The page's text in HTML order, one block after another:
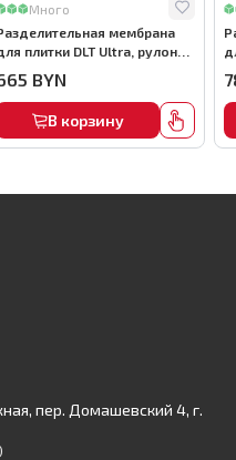
Много
мембрана
плитки DLT Ultra, рулон
BYN
В корзину
пер. Домашевский 4, г.